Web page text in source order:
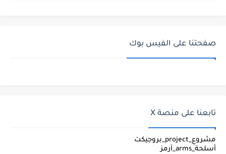
صفحتنا على الفيس بوك
تابعنا على منصة X
مشروع_project_بروجيكت
أسلحة_arms_آرمز